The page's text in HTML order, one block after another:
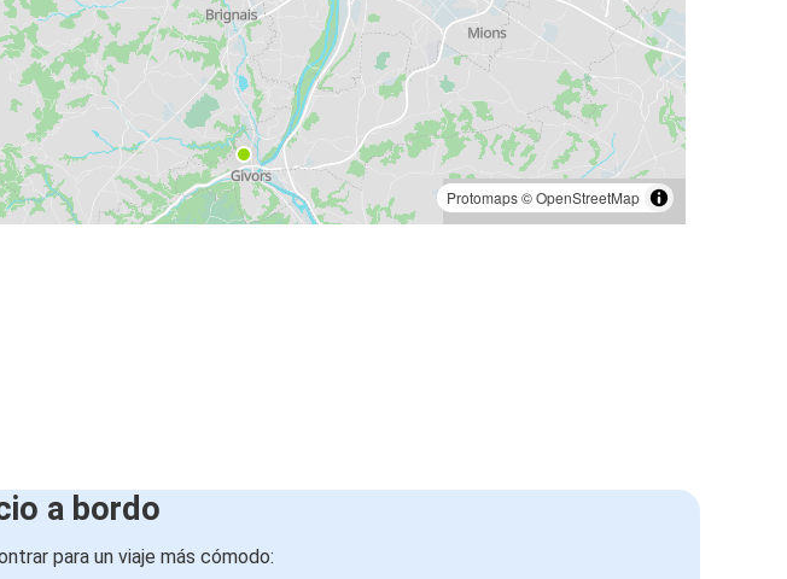
Protomaps©OpenStreetMap
a bordo
para un viaje más cómodo: